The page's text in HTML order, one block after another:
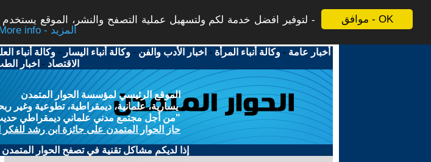
موافق - OK
لتوفير افضل خدمة لكم ولتسهيل عملية التصفح والنشر، الموقع
More info - المزيد
أخبار عامة -وكالة أنباء المرأة - اخبار الأدب والفن -وكالة أنباء اليسار -وكالة أنباء
الاقتصاد - اخبار
الموقع الرئيسي لمؤسسة الحوار المتمدن
يسارية، علمانية، ديمقراطية، تطوعية وغير
"من أجل مجتمع مدني علماني ديمقراطي حديث
حاز الحوار المتمدن على جائزة ابن رشد للفكر
إذا لديكم مشاكل تقنية في تصفح الحوار المتمدن